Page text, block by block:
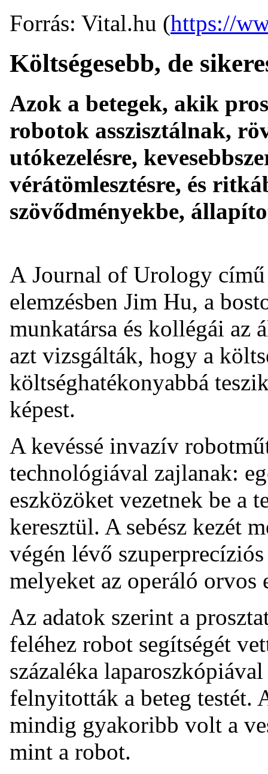
Forrás: Vital.hu (https://
Költségesebb, de
Azok a betegek, akik
robotok asszisztálnak,
utókezelésre,
vérátömlesztésre, és
szövődményekbe,
A Journal of Urology
elemzésben Jim Hu, a
munkatársa és kollégái az
azt vizsgálták, hogy a
költséghatékonyabbá
képest.
A kevéssé invazív
technológiával zajlanak:
eszközöket vezetnek be a
keresztül. A sebész kezét
végén lévő
melyeket az operáló
Az adatok szerint a
feléhez robot segítségét
százaléka
felnyitották a beteg testét.
mindig gyakoribb volt a
mint a robot.